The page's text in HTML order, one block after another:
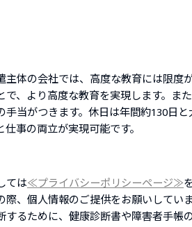
主体の会社では、高度な教育には限度
、より高度な教育を実現します。ま
当がつきます。休日は年間約130日と
事の両立が実現可能です。
ては≪プライバシーポリシーページ≫
、個人情報のご提供をお願いしてい
するために、健康診断書や障害者手帳